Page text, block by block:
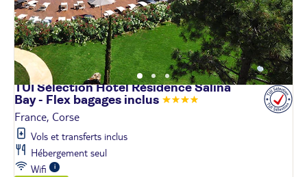
TUI Sélection Hôtel Résidence Salina
Bay - Flex bagages inclus
France, Corse
Vols et transferts inclus
Hébergement seul
Wifi